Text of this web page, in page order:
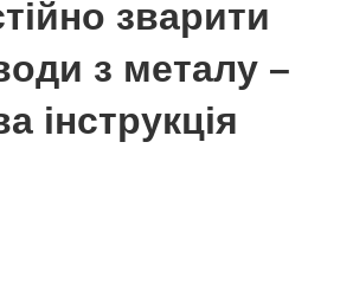
зварити
з металу –
інструкція